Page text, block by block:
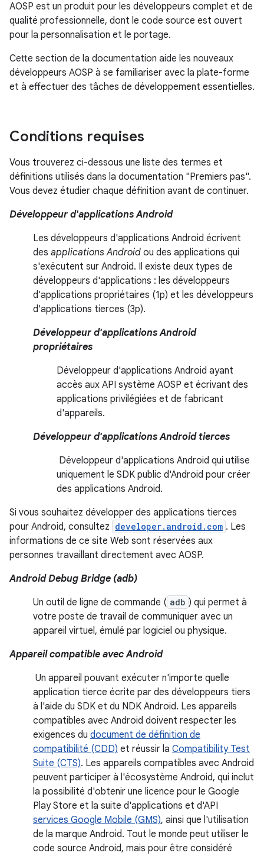
AOSP est un produit pour les développeurs complet et de
qualité professionnelle, dont le code source est ouvert
pour la personnalisation et le portage.
Cette section de la documentation aide les nouveaux
développeurs AOSP à se familiariser avec la plate-forme
et à effectuer des tâches de développement essentielles.
Conditions requises
Vous trouverez ci-dessous une liste des termes et
définitions utilisés dans la documentation "Premiers pas".
Vous devez étudier chaque définition avant de continuer.
Développeur d'applications Android
Les développeurs d'applications Android écrivent
des applications Android ou des applications qui
s'exécutent sur Android. Il existe deux types de
développeurs d'applications : les développeurs
d'applications propriétaires (1p) et les développeurs
d'applications tierces (3p).
Développeur d'applications Android
propriétaires
Développeur d'applications Android ayant
accès aux API système AOSP et écrivant des
applications privilégiées et de fabricant
d'appareils.
Développeur d'applications Android tierces
Développeur d'applications Android qui utilise
uniquement le SDK public d'Android pour créer
des applications Android.
Si vous souhaitez développer des applications tierces
pour Android, consultez developer.android.com . Les
informations de ce site Web sont réservées aux
personnes travaillant directement avec AOSP.
Android Debug Bridge (adb)
Un outil de ligne de commande ( adb ) qui permet à
votre poste de travail de communiquer avec un
appareil virtuel, émulé par logiciel ou physique.
Appareil compatible avec Android
Un appareil pouvant exécuter n'importe quelle
application tierce écrite par des développeurs tiers
à l'aide du SDK et du NDK Android. Les appareils
compatibles avec Android doivent respecter les
exigences du document de définition de
compatibilité (CDD) et réussir la Compatibility Test
Suite (CTS). Les appareils compatibles avec Android
peuvent participer à l'écosystème Android, qui inclut
la possibilité d'obtenir une licence pour le Google
Play Store et la suite d'applications et d'API
services Google Mobile (GMS), ainsi que l'utilisation
de la marque Android. Tout le monde peut utiliser le
code source Android, mais pour être considéré